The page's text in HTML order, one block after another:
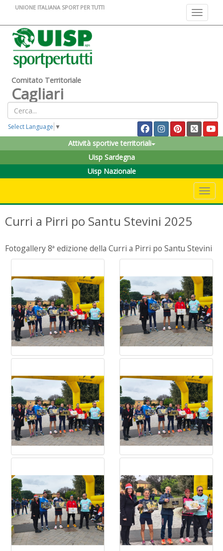
Toggle
UNIONE ITALIANA SPORT PER TUTTI
Comitato Territoriale
Cagliari
Select Language ▼
Attività sportive territoriali
Uisp Sardegna
Uisp Nazionale
Curri a Pirri po Santu Stevini 2025
Fotogallery 8ª edizione della Curri a Pirri po Santu Stevini